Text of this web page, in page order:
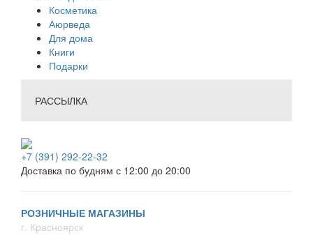
Косметика
Аюрведа
Для дома
Книги
Подарки
РАССЫЛКА
+7 (391) 292-22-32
Доставка по будням с 12:00 до 20:00
РОЗНИЧНЫЕ МАГАЗИНЫ
г. Красноярск